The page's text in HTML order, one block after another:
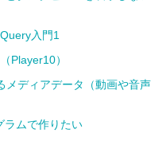
入門1
Player10）
メディアデータ（動画や音声
ラムで作りたい